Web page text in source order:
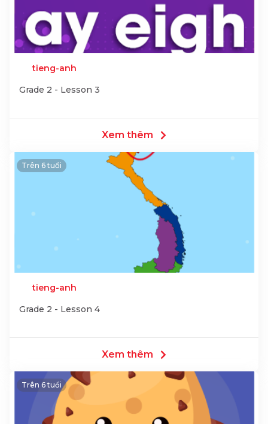
tieng-anh
Grade 2 - Lesson 3
Xem thêm
Trên 6 tuổi
tieng-anh
Grade 2 - Lesson 4
Xem thêm
Trên 6 tuổi